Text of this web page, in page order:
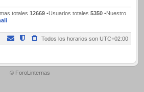
totales 12669 •Usuarios totales 5350 •Nuestro
Todos los horarios son UTC+02:00
© ForoLinternas